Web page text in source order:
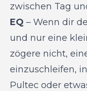
zwischen Tag
EQ – Wenn dir
und nur eine
zögere nicht,
einzuschleifen,
Pultec oder